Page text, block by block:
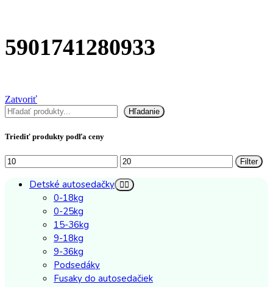
5901741280933
Zatvoriť
Hľadať
Hľadanie
Triediť produkty podľa ceny
Minimálna
cena
Maximálna
cena
Filter
Detské autosedačky
0-18kg
0-25kg
15-36kg
9-18kg
9-36kg
Podsedáky
Fusaky do autosedačiek